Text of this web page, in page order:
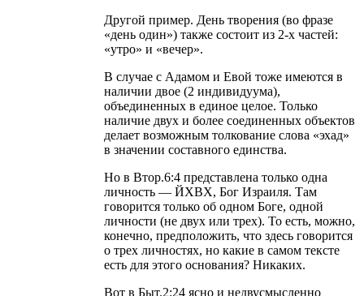
Другой пример. День творения (во фразе
«день один») также состоит из 2-х частей:
«утро» и «вечер».
В случае с Адамом и Евой тоже имеются в
наличии двое (2 индивидуума),
объединенных в единое целое. Только
наличие двух и более соединенных объектов
делает возможным толкование слова «эхад»
в значении составного единства.
Но в Втор.6:4 представлена только одна
личность — ЙХВХ, Бог Израиля. Там
говорится только об одном Боге, одной
личности (не двух или трех). То есть, можно,
конечно, предположить, что здесь говорится
о трех личностях, но какие в самом тексте
есть для этого основания? Никаких.
Вот в Быт.2:24 ясно и недвусмысленно